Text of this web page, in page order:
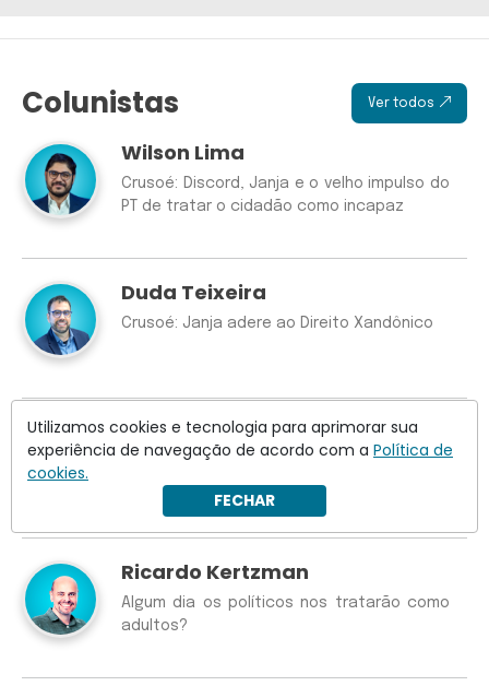
Utilizamos cookies e tecnologia para aprimorar sua
experiência de navegação de acordo com a Política de
cookies.
FECHAR
Colunistas Ver todos
Wilson Lima
Crusoé: Discord, Janja e o velho impulso do
PT de tratar o cidadão como incapaz
Duda Teixeira
Crusoé: Janja adere ao Direito Xandônico
Gustavo Nogy
Há Vorcaros que vêm para o bem
Ricardo Kertzman
Algum dia os políticos nos tratarão como
adultos?